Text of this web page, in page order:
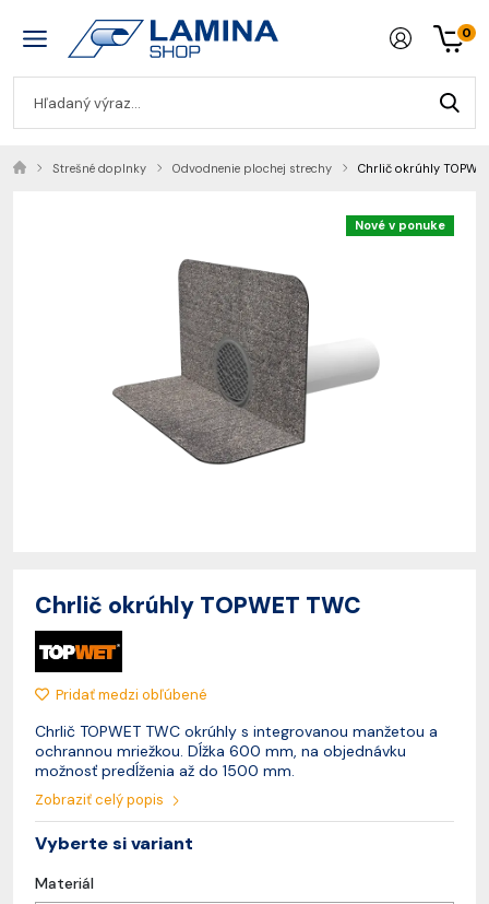
0
Strešné doplnky Odvodnenie plochej strechy Chrlič okrúhly
Nové v ponuke
Chrlič okrúhly TOPWET TWC
Pridať medzi obľúbené
Chrlič TOPWET TWC okrúhly s integrovanou manžetou a
ochrannou mriežkou. Dĺžka 600 mm, na objednávku
možnosť predĺženia až do 1500 mm.
Zobraziť celý popis
Vyberte si variant
Materiál